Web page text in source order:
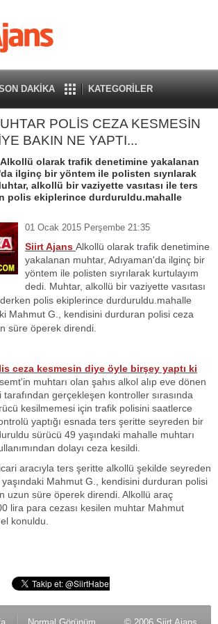
DAKİKA KATEGORİLER
POLİS CEZA KESMESİN
BAKIN NE YAPTI...
Alkollü olarak trafik denetimine yakalanan
ilginç bir yöntem ile polisten sıyrılarak
alkollü bir vaziyette vasıtası ile ters
polis ekiplerince durduruldu.mahalle
01 Ocak 2015 Perşembe 21:35
Siirt Ajans Alkollü olarak trafik denetimine
yakalanan muhtar, Adıyaman'da ilginç bir
yöntem ile polisten sıyrılarak kurtulayım
dedi. Muhtar, alkollü bir vaziyette vasıtası
polis ekiplerince durduruldu. mahalle
Mahmut G., kendisini durduran polisi ceza
süre öperek direndi.
ceza kesmesin diye öyle birşey yaptı ki
muhtarı olan şahıs alkol alıp eve dönen
gerçekleşen kontroller sırasında
kesilmemesi için trafik polisini saatlerce
yaptığı esnada ters şeritte seyreden bir
sürücü 49 yaşındaki mahalle muhtarı
dolayı ceza kesildi.
aracıyla ters şeritte alkollü şekilde seyreden
Mahmut G., kendisini durduran polisi
uzun süre öperek direndi. Alkollü araç
lira para cezası kesilen muhtar Mahmut
konuldu.